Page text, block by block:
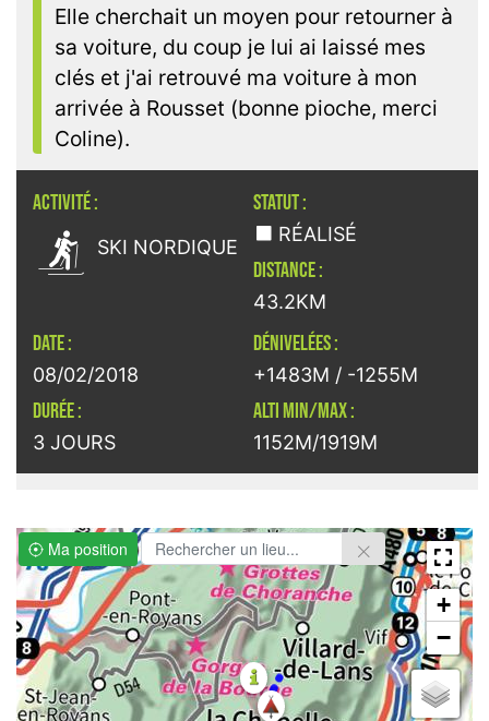
Elle cherchait un moyen pour retourner à
sa voiture, du coup je lui ai laissé mes
clés et j'ai retrouvé ma voiture à mon
arrivée à Rousset (bonne pioche, merci
Coline).
ACTIVITÉ :
 SKI NORDIQUE
STATUT :
RÉALISÉ
DISTANCE :
43.2KM
DATE :
08/02/2018
DURÉE :
3 JOURS
DÉNIVELÉES :
+1483M / -1255M
ALTI MIN/MAX :
1152M/1919M
Ma position
+
−